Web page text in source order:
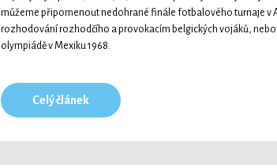
můžeme připomenout nedohrané finále fotbalového turnaje v
rozhodování rozhodčího a provokacím belgických vojáků,
olympiádě v Mexiku 1968.
Celý článek